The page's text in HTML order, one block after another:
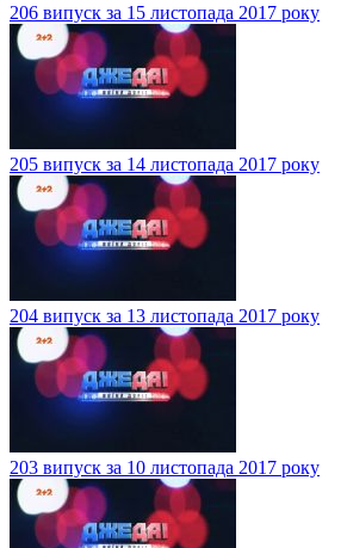
206 випуск за 15 листопада 2017 року
205 випуск за 14 листопада 2017 року
204 випуск за 13 листопада 2017 року
203 випуск за 10 листопада 2017 року